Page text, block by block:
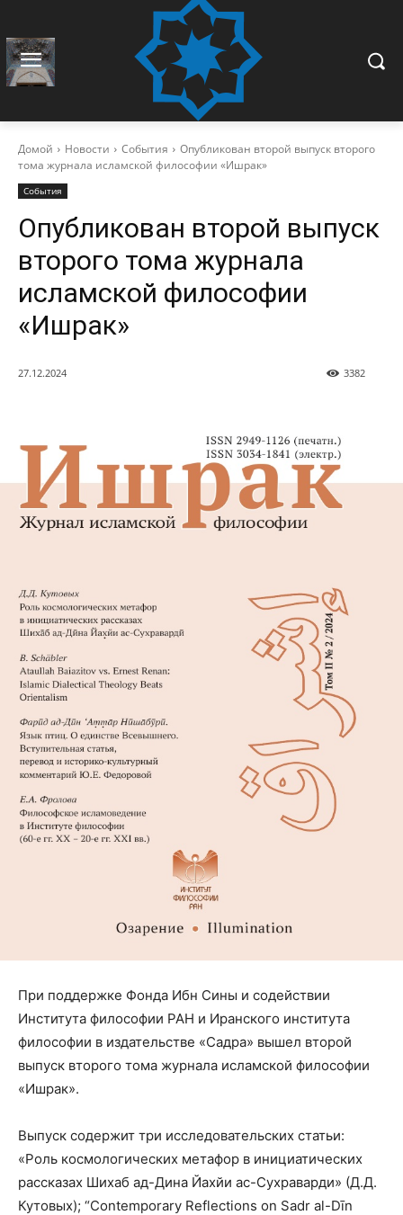
Домой Новости События
Опубликован второй выпуск второго
тома журнала исламской философии «Ишрак»
События
Опубликован второй выпуск
второго тома журнала
исламской философии
«Ишрак»
27.12.2024 3382
При поддержке Фонда Ибн Сины и содействии
Института философии РАН и Иранского института
философии в издательстве «Садра» вышел второй
выпуск второго тома журнала исламской философии
«Ишрак».
Выпуск содержит три исследовательских статьи:
«Роль космологических метафор в инициатических
рассказах Шихаб ад-Дина Йахйи ас-Сухраварди» (Д.Д.
Кутовых); “Contemporary Reflections on Sadr al-Dīn